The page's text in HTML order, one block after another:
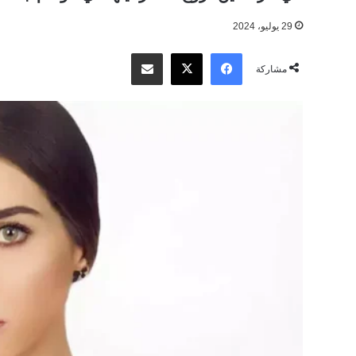
29 يوليو، 2024
مشاركة
فيسبوك
‫X مشاركة عبر البريد